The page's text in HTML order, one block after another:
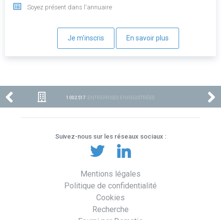
Soyez présent dans l'annuaire
Je m'inscris En savoir plus
1 002 517 ENTREPRISES ENREGISTRÉES
Suivez-nous sur les réseaux sociaux :
Mentions légales
Politique de confidentialité
Cookies
Recherche